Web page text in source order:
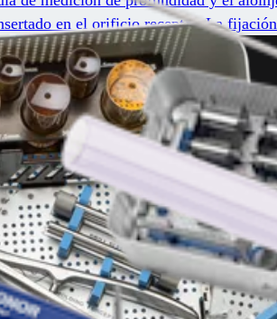
en el orificio receptor. La
implantes de fijación.